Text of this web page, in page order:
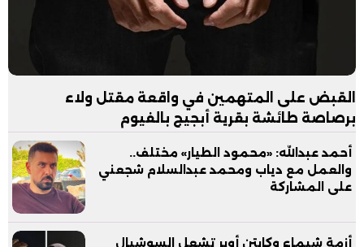
القبض على المتهمين في واقعة مقتل ولاء
برصاصة طائشة بقرية أبجيج بالفيوم
أحمد عبدالله: «محمود الطيار» مختلف..
والعمل مع دياب ومحمد عبدالسلام شجعني
على المشاركة
أزمة شيماء وكابتن أوبر تشعل السوشيال